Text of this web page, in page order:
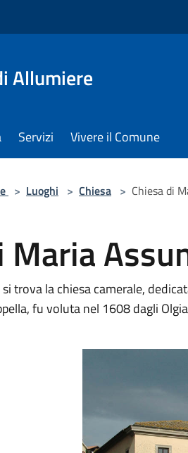
Allumiere
Servizi Vivere il Comune
> Luoghi > Chiesa > Chiesa di
Maria
trova la chiesa camerale,
fu voluta nel 1608 dagli